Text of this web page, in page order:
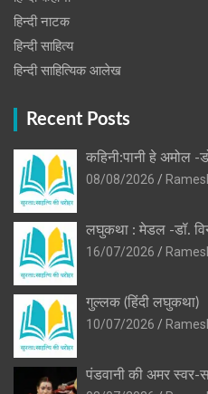
हिन्‍दी नाटक
हिन्दी साहित्य
हिन्दी साहित्यिक आलेख
Recent Posts
कहिनी:पानी हे अमोल -
08/08/2026
लघुकथा : मेडल -डॉ.
16/07/2026
गुल्लक (हिंदी लघुकथा) –
10/07/2026
पंडवानी की अमर स्वर-